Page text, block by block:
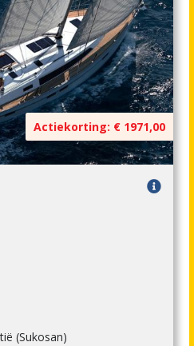
Actiekorting: € 1971,00
(Sukosan)